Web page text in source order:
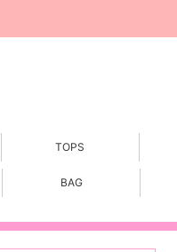
TOPS
BAG